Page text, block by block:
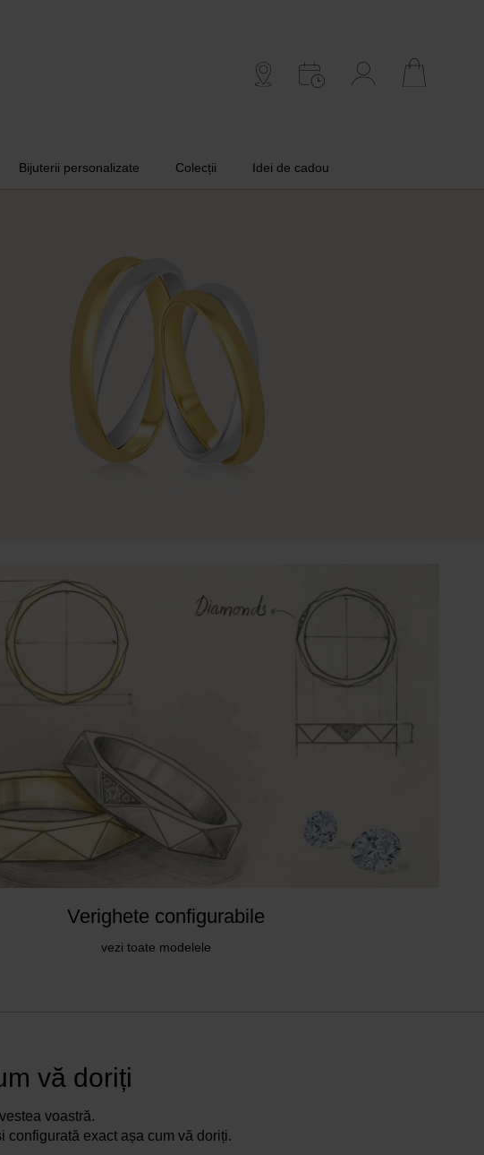
Bijuterii personalizate Colecții Idei de cadou
Verighete configurabile
vezi toate modelele
vă doriți
voastră.
configurată exact așa cum vă doriți.